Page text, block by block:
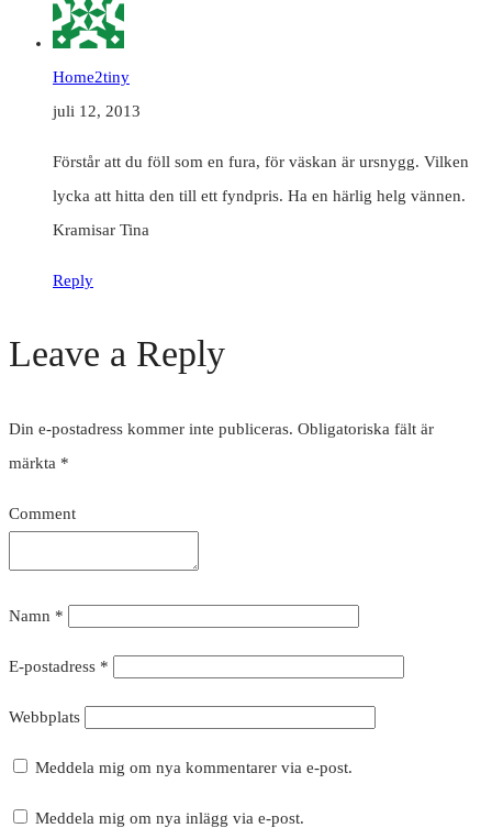
Home2tiny
juli 12, 2013
Förstår att du föll som en fura, för väskan är ursnygg. Vilken
lycka att hitta den till ett fyndpris. Ha en härlig helg vännen.
Kramisar Tina
Reply
Leave a Reply
Din e-postadress kommer inte publiceras. Obligatoriska fält är
märkta *
Comment
Namn *
E-postadress *
Webbplats
Meddela mig om nya kommentarer via e-post.
Meddela mig om nya inlägg via e-post.